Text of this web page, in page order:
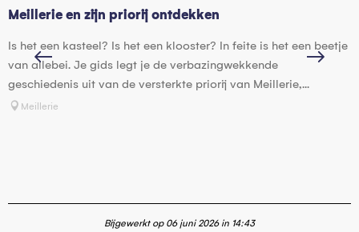
Meillerie en zijn priorij ontdekken
Is het een kasteel? Is het een klooster? In feite is het een beetje
van allebei. Je gids legt je de verbazingwekkende
geschiedenis uit van de versterkte priorij van Meillerie,...
Meillerie
Bijgewerkt op 06 juni 2026 in 14:43